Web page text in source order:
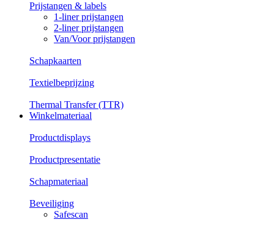
Prijstangen & labels
1-liner prijstangen
2-liner prijstangen
Van/Voor prijstangen
Schapkaarten
Textielbeprijzing
Thermal Transfer (TTR)
Winkelmateriaal
Productdisplays
Productpresentatie
Schapmateriaal
Beveiliging
Safescan